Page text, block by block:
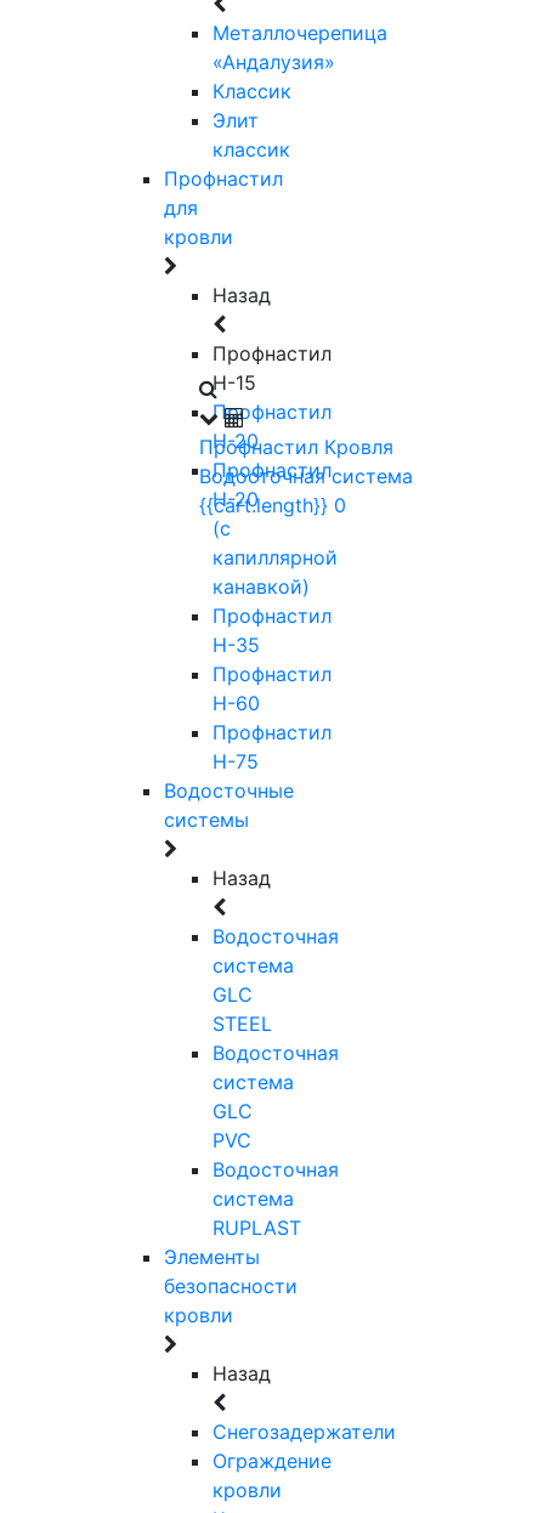
Металлочерепица
«Андалузия»
Классик
Элит
классик
Профнастил
для
кровли
Назад
Профнастил
Н-15
Профнастил
Н-20
Профнастил
Н-20
(с
капиллярной
канавкой)
Профнастил
Н-35
Профнастил
Н-60
Профнастил
Н-75
Водосточные
системы
Назад
Водосточная
система
GLC
STEEL
Водосточная
система
GLC
PVC
Водосточная
система
RUPLAST
Элементы
безопасности
кровли
Назад
Снегозадержатели
Ограждение
кровли
Профнастил Кровля
Водосточная система
{{cart.length}} 0